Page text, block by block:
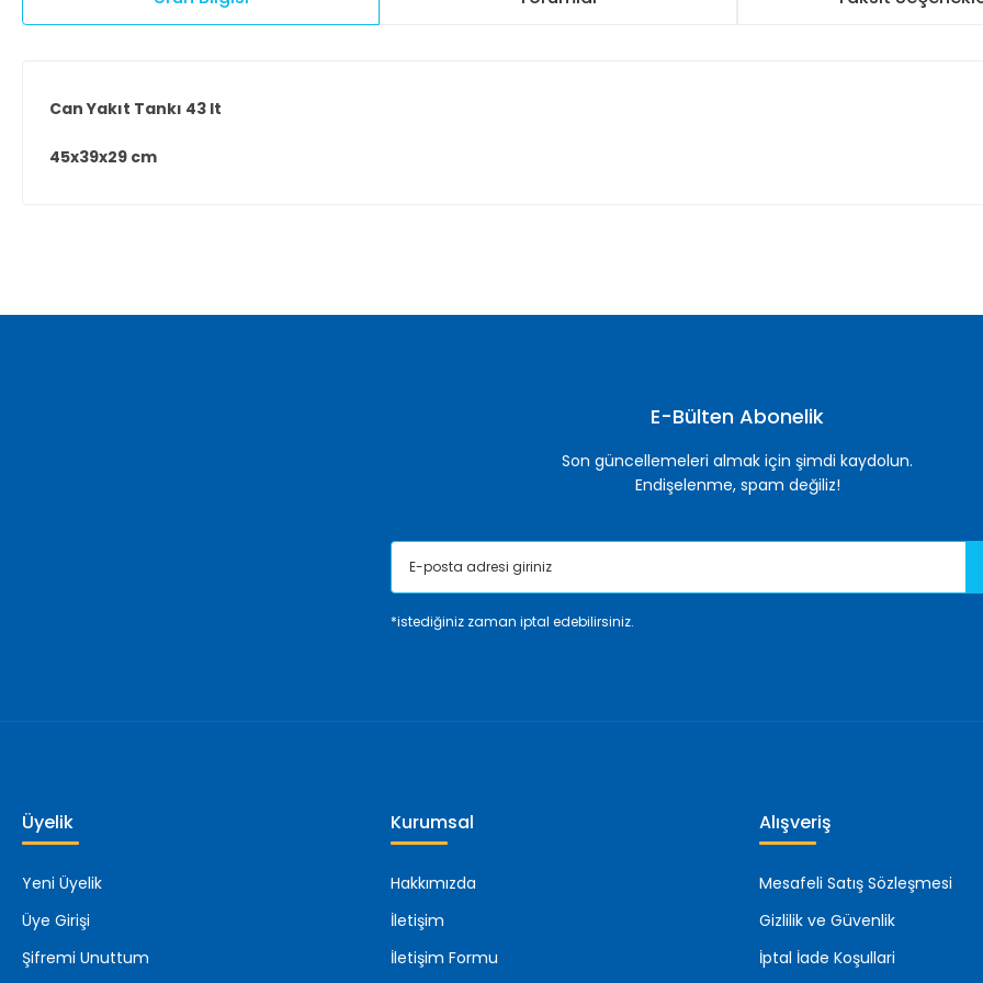
Can Yakıt Tankı 43 lt
45x39x29 cm
E-Bülten Abonelik
Son güncellemeleri almak için şimdi kaydolun.
Endişelenme, spam değiliz!
*istediğiniz zaman iptal edebilirsiniz.
Üyelik
Yeni Üyelik
Üye Girişi
Şifremi Unuttum
Kurumsal
Hakkımızda
İletişim
İletişim Formu
Alışveriş
Mesafeli Satış Sözleşmesi
Gizlilik ve Güvenlik
İptal İade Koşullari